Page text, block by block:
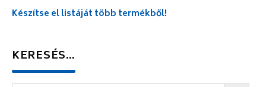
Készítse el listáját több termékből!
KERESÉS…